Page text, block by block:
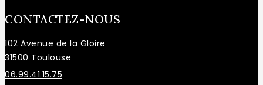
CONTACTEZ-NOUS
102 Avenue de la Gloire
31500 Toulouse
06.99.41.15.75